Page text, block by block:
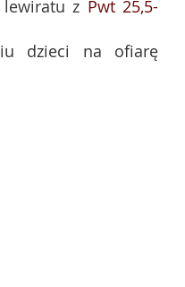
z Pwt 25,5-
dzieci na ofiarę